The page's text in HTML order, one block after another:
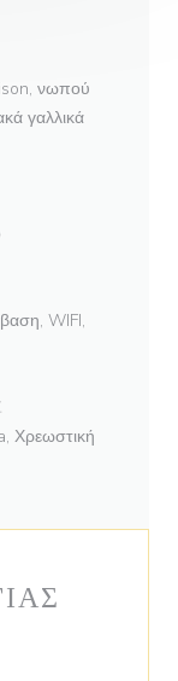
νωπού
γαλλικά
WIFI,
Χρεωστική